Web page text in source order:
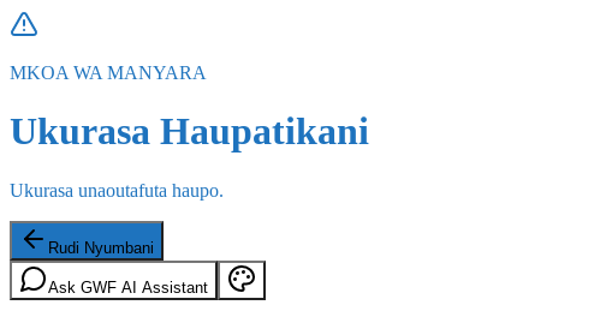
MKOA WA MANYARA
Ukurasa Haupatikani
Ukurasa unaoutafuta haupo.
Rudi Nyumbani
Ask GWF AI Assistant